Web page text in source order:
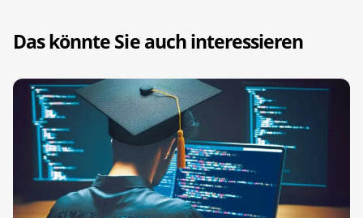
Das könnte Sie auch interessieren